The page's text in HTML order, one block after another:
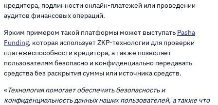
кредитора, подлинности онлайн-платежей или проведении
аудитов финансовых операций.
Ярким примером такой платформы может выступать Pasha
Funding, которая использует ZKP-технологии для проверки
платежеспособности кредитора, а также позволяет
пользователям безопасно и конфиденциально передавать
средства без раскрытия суммы или источника средств.
«Технология помогает обеспечить безопасность и
конфиденциальность данных наших пользователей, а также что